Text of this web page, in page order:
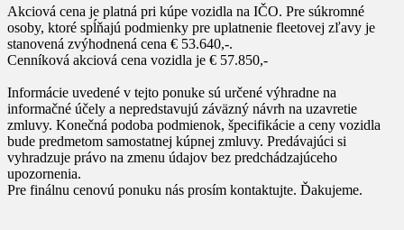
Akciová cena je platná pri kúpe vozidla na IČO. Pre súkromné
osoby, ktoré spĺňajú podmienky pre uplatnenie fleetovej zľavy je
stanovená zvýhodnená cena € 53.640,-.
Cenníková akciová cena vozidla je € 57.850,-
Informácie uvedené v tejto ponuke sú určené výhradne na
informačné účely a nepredstavujú záväzný návrh na uzavretie
zmluvy. Konečná podoba podmienok, špecifikácie a ceny vozidla
bude predmetom samostatnej kúpnej zmluvy. Predávajúci si
vyhradzuje právo na zmenu údajov bez predchádzajúceho
upozornenia.
Pre finálnu cenovú ponuku nás prosím kontaktujte. Ďakujeme.